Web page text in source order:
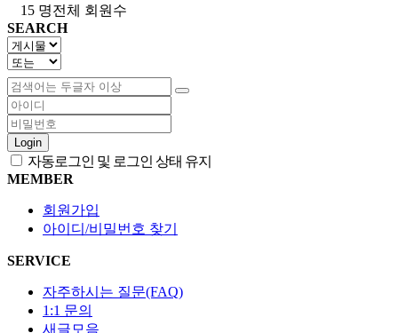
15 명전체 회원수
SEARCH
Login
자동로그인 및 로그인 상태 유지
MEMBER
회원가입
아이디/비밀번호 찾기
SERVICE
자주하시는 질문(FAQ)
1:1 문의
새글모음